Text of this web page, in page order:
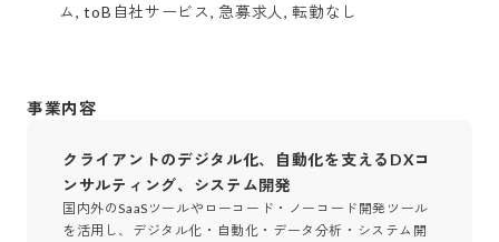
ム, toB自社サービス, 急募求人, 転勤なし
事業内容
クライアントのデジタル化、自動化を支えるDXコ
ンサルティング、システム開発
国内外のSaaSツールやローコード・ノーコード開発ツール
を活用し、デジタル化・自動化・データ分析・システム開